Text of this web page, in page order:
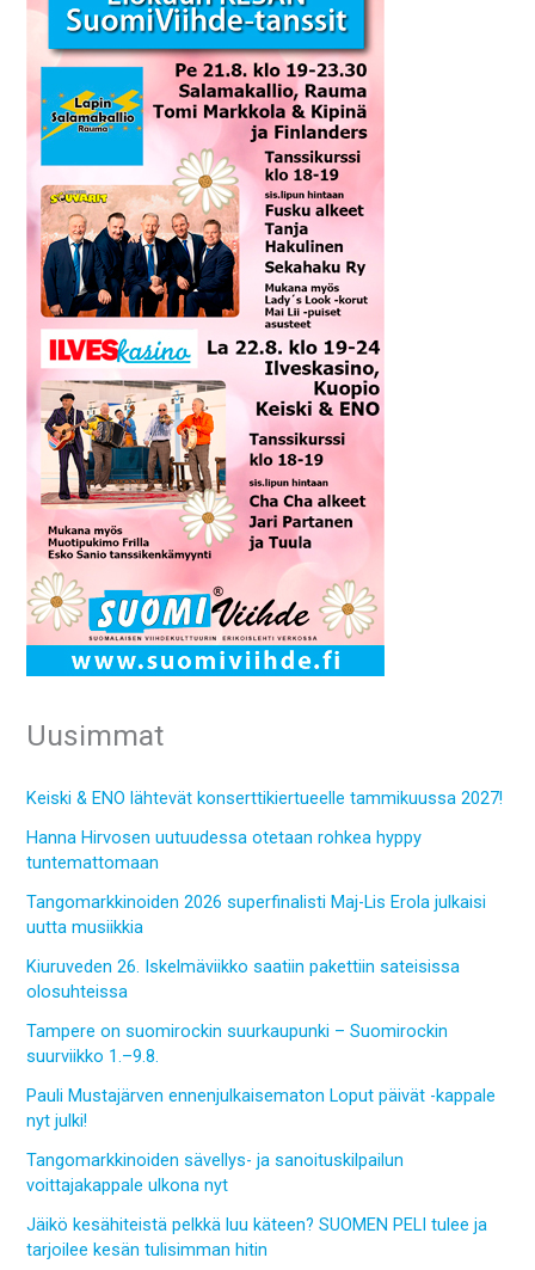
Uusimmat
Keiski & ENO lähtevät konserttikiertueelle tammikuussa 2027!
Hanna Hirvosen uutuudessa otetaan rohkea hyppy
tuntemattomaan
Tangomarkkinoiden 2026 superfinalisti Maj-Lis Erola julkaisi
uutta musiikkia
Kiuruveden 26. Iskelmäviikko saatiin pakettiin sateisissa
olosuhteissa
Tampere on suomirockin suurkaupunki – Suomirockin
suurviikko 1.–9.8.
Pauli Mustajärven ennenjulkaisematon Loput päivät -kappale
nyt julki!
Tangomarkkinoiden sävellys- ja sanoituskilpailun
voittajakappale ulkona nyt
Jäikö kesähiteistä pelkkä luu käteen? SUOMEN PELI tulee ja
tarjoilee kesän tulisimman hitin